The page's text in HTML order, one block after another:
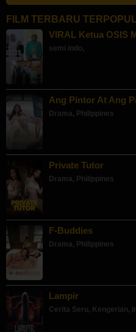
FILM TERBARU
VIRAL Ketua OSIS
semi indo,
Ang Pintor At Ang
Drama, Philippines
Private Tutor
Drama, Philippines
F-Buddies
Drama, Philippines
Lampir
Cerita Seru, Kengerian,